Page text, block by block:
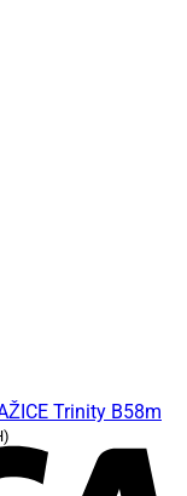
Trinity B58m